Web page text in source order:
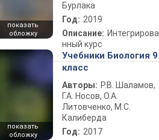
показать
обложку
Бурлака
Год: 2019
Описание: Интегрирова
нный курс
показать
обложку
Учебники Биология 9
класс
Авторы: Р.В. Шаламов,
Г.А. Носов, О.А.
Литовченко, М.С.
Калиберда
Год: 2017